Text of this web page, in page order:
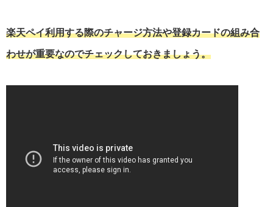
楽天ペイ利用する際のチャージ方法や登録カードの組み合
わせが重要なのでチェックしておきましょう。